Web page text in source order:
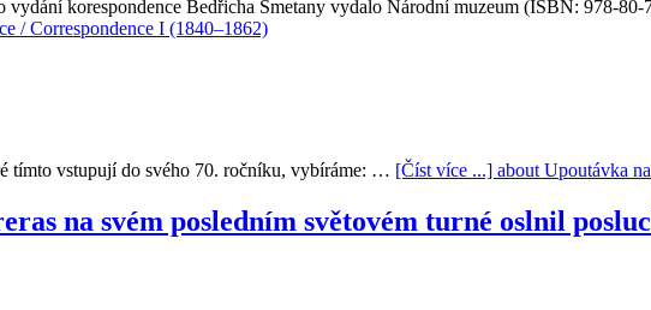
vydání korespondence Bedřicha Smetany vydalo Národní muzeum (ISBN: 978-
/ Correspondence I (1840–1862)
tímto vstupují do svého 70. ročníku, vybíráme: … [Číst více ...] about Upoutávka
na svém posledním světovém turné oslnil